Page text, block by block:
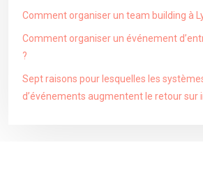
Comment organiser un team building à
Comment organiser un événement
?
Sept raisons pour lesquelles les
d’événements augmentent le retour sur